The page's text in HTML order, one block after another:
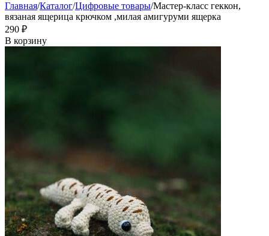
Главная/Каталог/Цифровые товары/Мастер-класс геккон,
вязаная ящерица крючком ,милая амигуруми ящерка
‍290‍ ₽
В корзину